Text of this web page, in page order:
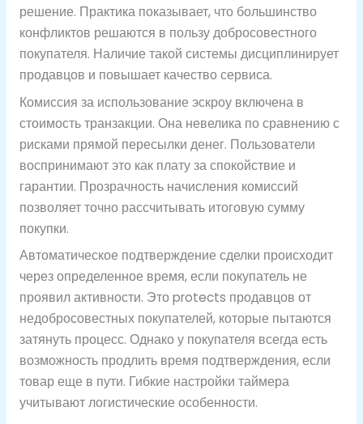
решение. Практика показывает, что большинство
конфликтов решаются в пользу добросовестного
покупателя. Наличие такой системы дисциплинирует
продавцов и повышает качество сервиса.
Комиссия за использование эскроу включена в
стоимость транзакции. Она невелика по сравнению с
рисками прямой пересылки денег. Пользователи
воспринимают это как плату за спокойствие и
гарантии. Прозрачность начисления комиссий
позволяет точно рассчитывать итоговую сумму
покупки.
Автоматическое подтверждение сделки происходит
через определенное время, если покупатель не
проявил активности. Это protects продавцов от
недобросовестных покупателей, которые пытаются
затянуть процесс. Однако у покупателя всегда есть
возможность продлить время подтверждения, если
товар еще в пути. Гибкие настройки таймера
учитывают логистические особенности.